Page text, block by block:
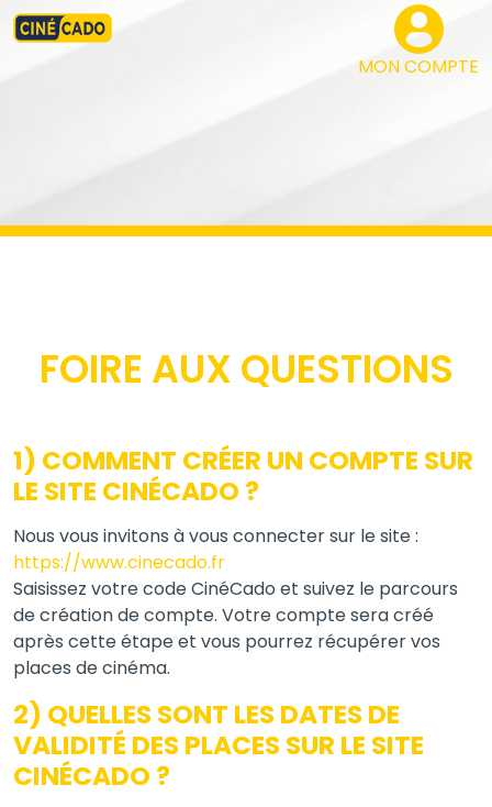
MON COMPTE
FOIRE AUX QUESTIONS
1) COMMENT CRÉER UN COMPTE SUR
LE SITE CINÉCADO ?
Nous vous invitons à vous connecter sur le site :
https://www.cinecado.fr
Saisissez votre code CinéCado et suivez le parcours
de création de compte. Votre compte sera créé
après cette étape et vous pourrez récupérer vos
places de cinéma.
2) QUELLES SONT LES DATES DE
VALIDITÉ DES PLACES SUR LE SITE
CINÉCADO ?